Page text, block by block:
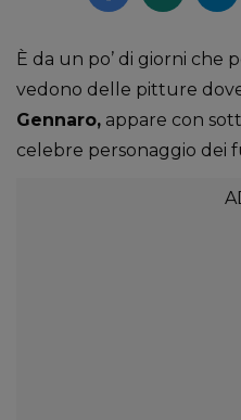
È da un po’ di giorni che
vedono delle pitture
Gennaro, appare con
celebre personaggio dei